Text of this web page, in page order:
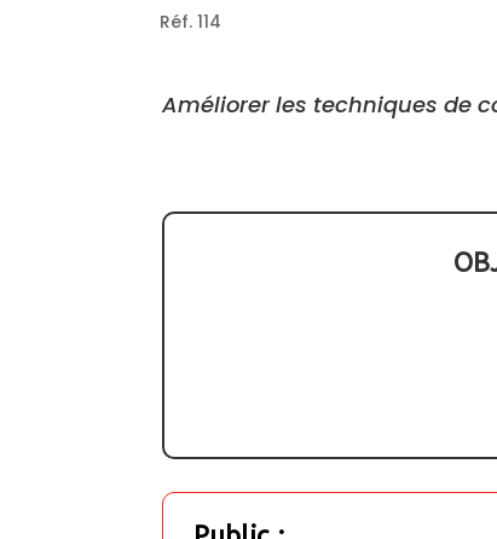
Réf. 114
Améliorer les techniques de